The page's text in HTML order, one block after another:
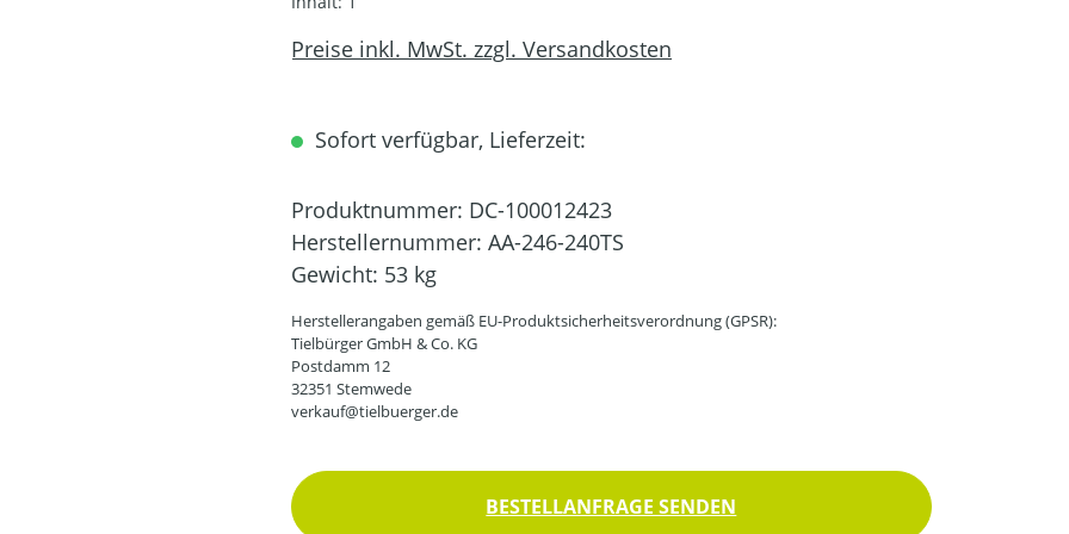
Preise inkl. MwSt. zzgl. Versandkosten
Sofort verfügbar, Lieferzeit:
Produktnummer: DC-100012423
Herstellernummer: AA-246-240TS
Gewicht: 53 kg
Herstellerangaben gemäß EU-Produktsicherheitsverordnung (GPSR):
Tielbürger GmbH & Co. KG
Postdamm 12
32351 Stemwede
verkauf@tielbuerger.de
BESTELLANFRAGE SENDEN